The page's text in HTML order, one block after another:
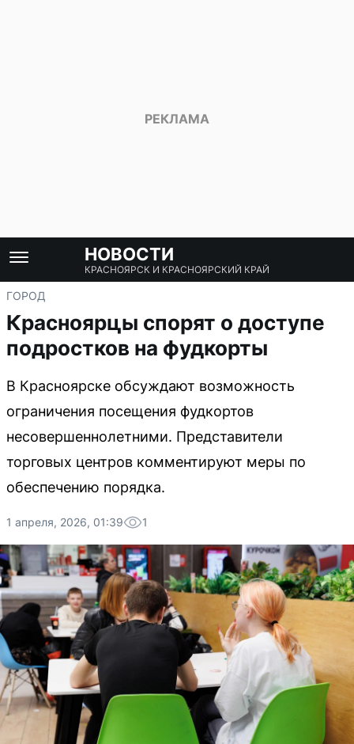
НОВОСТИ
КРАСНОЯРСК И КРАСНОЯРСКИЙ КРАЙ
ГОРОД
Красноярцы спорят о доступе
подростков на фудкорты
В Красноярске обсуждают возможность
ограничения посещения фудкортов
несовершеннолетними. Представители
торговых центров комментируют меры по
обеспечению порядка.
1 апреля, 2026, 01:39 1